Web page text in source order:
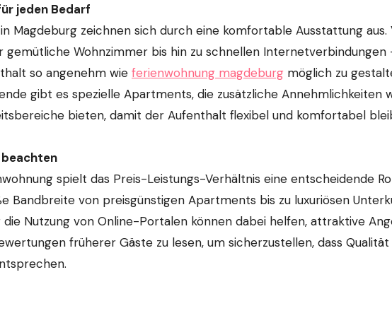
jeden Bedarf
Magdeburg zeichnen sich durch eine komfortable Ausstattung aus.
Wohnzimmer bis hin zu schnellen Internetverbindungen
so angenehm wie ferienwohnung magdeburg möglich zu
gibt es spezielle Apartments, die zusätzliche Annehmlichkeiten
bieten, damit der Aufenthalt flexibel und komfortabel
spielt das Preis-Leistungs-Verhältnis eine entscheidende
Bandbreite von preisgünstigen Apartments bis zu luxuriösen
Nutzung von Online-Portalen können dabei helfen, attraktive
früherer Gäste zu lesen, um sicherzustellen, dass